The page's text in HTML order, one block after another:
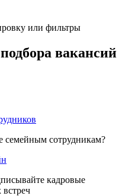
или фильтры
вакансий
семейным сотрудникам?
кадровые